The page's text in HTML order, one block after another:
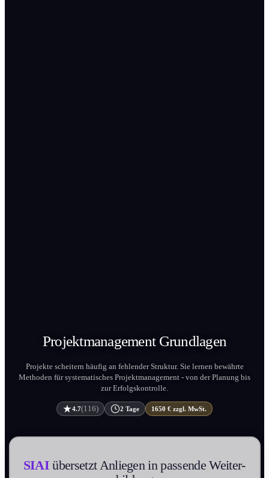
Projekt­managementGrundlagen
Projekte scheitern häufig an fehlender Struktur. Sie lernen bewährte
Methoden für systematisches Projekt­management - von der Planung bis
zur Erfolgskontrolle.
4.7(116) 2 Tage 1650 € zzgl. MwSt.
SIAIübersetzt Anliegen in passende Weiter­